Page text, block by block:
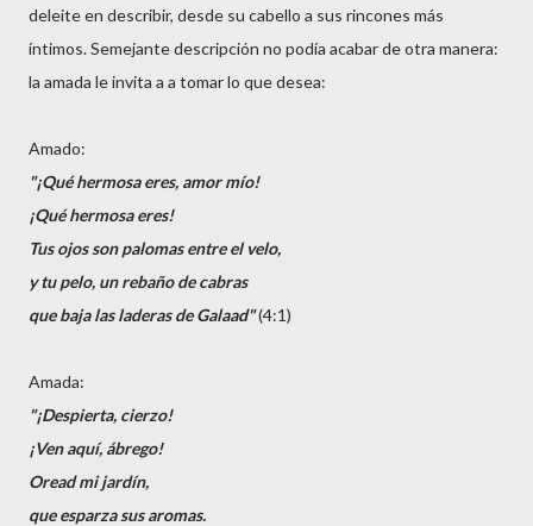
deleite en describir, desde su cabello a sus rincones más
íntimos. Semejante descripción no podía acabar de otra manera:
la amada le invita a a tomar lo que desea:
Amado:
"¡Qué hermosa eres, amor mío!
¡Qué hermosa eres!
Tus ojos son palomas entre el velo,
y tu pelo, un rebaño de cabras
que baja las laderas de Galaad"(4:1)
Amada:
"¡Despierta, cierzo!
¡Ven aquí, ábrego!
Oread mi jardín,
que esparza sus aromas.